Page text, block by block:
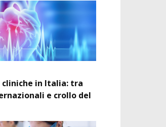
in Italia: tra
e crollo del